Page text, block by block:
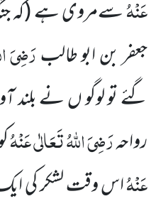
عَنْہُسےمروی ہے(کہ
جعفر بن ابو طالبرَضِیَ
گئے تو لوگو ں نے
رواحہرَضِیَ اللہُ تَعَالٰی عَنْہُ
عَنْہُاس وقت لشکر کی